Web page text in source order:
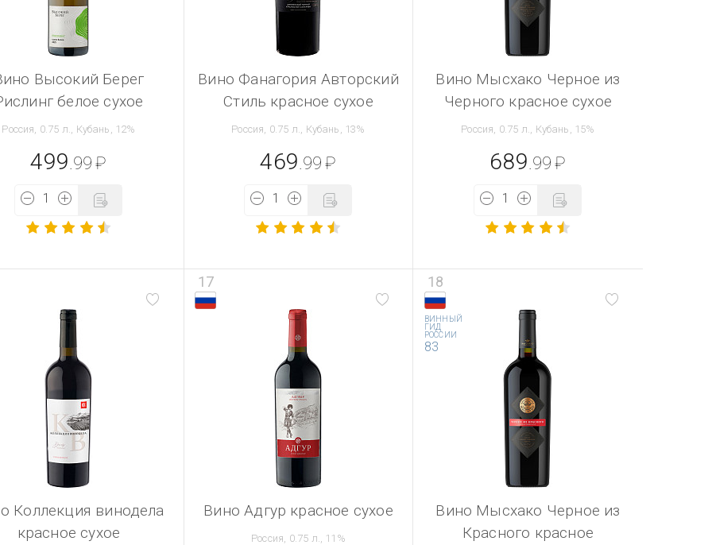
Высокий Берег
белое сухое
Россия, 0.75 л., Кубань, 12%
499 .99 ₽
Вино Фанагория Авторский
Стиль красное сухое
Россия, 0.75 л., Кубань, 13%
469 .99 ₽
Вино Мысхако Черное из
Черного красное сухое
Россия, 0.75 л., Кубань, 15%
689 .99 ₽
Коллекция винодела
красное сухое
17
Вино Адгур красное сухое
Россия, 0.75 л., 11%
ВИННЫЙ
ГИД
РОССИИ
83
18
Вино Мысхако Черное из
Красного красное